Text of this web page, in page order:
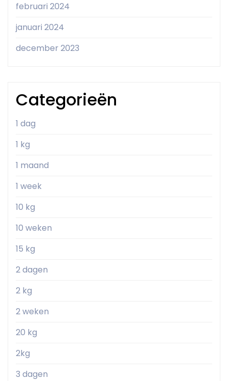
februari 2024
januari 2024
december 2023
Categorieën
1 dag
1 kg
1 maand
1 week
10 kg
10 weken
15 kg
2 dagen
2 kg
2 weken
20 kg
2kg
3 dagen